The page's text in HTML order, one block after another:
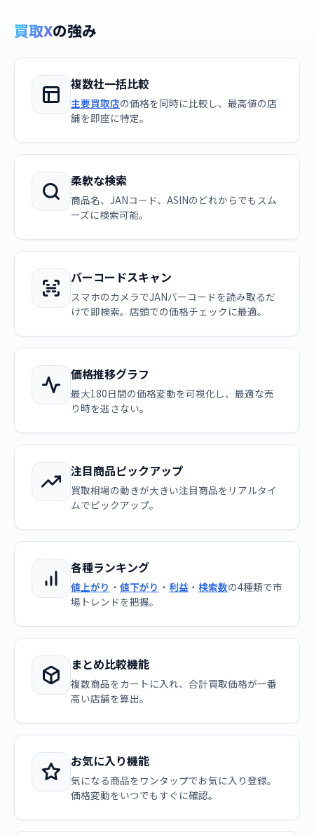
買取Xの強み
複数社一括比較
主要買取店の価格を同時に比較し、最高値の店
舗を即座に特定。
柔軟な検索
商品名、JANコード、ASINのどれからでもスム
ーズに検索可能。
バーコードスキャン
スマホのカメラでJANバーコードを読み取るだ
けで即検索。店頭での価格チェックに最適。
価格推移グラフ
最大180日間の価格変動を可視化し、最適な売
り時を逃さない。
注目商品ピックアップ
買取相場の動きが大きい注目商品をリアルタイ
ムでピックアップ。
各種ランキング
値上がり ・ 値下がり ・ 利益 ・ 検索数の4種類で市
場トレンドを把握。
まとめ比較機能
複数商品をカートに入れ、合計買取価格が一番
高い店舗を算出。
お気に入り機能
気になる商品をワンタップでお気に入り登録。
価格変動をいつでもすぐに確認。